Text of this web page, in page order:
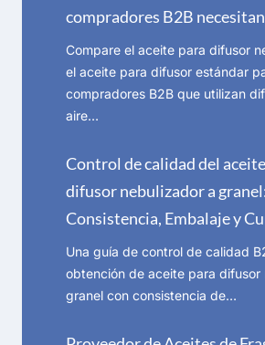
compradores B2B
Compare el aceite para difusor
el aceite para difusor estándar
compradores B2B que utilizan
aire…
Control de calidad del
difusor nebulizador a
Consistencia, Embalaje y
Una guía de control de calidad
obtención de aceite para difusor
granel con consistencia de…